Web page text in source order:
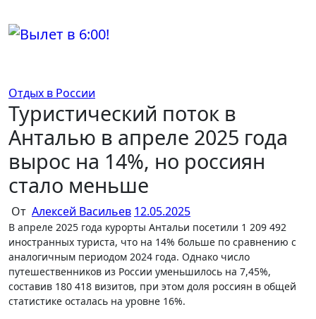
содержимому
Отдых в России
Туристический поток в
Анталью в апреле 2025 года
вырос на 14%, но россиян
стало меньше
От Алексей Васильев 12.05.2025
В апреле 2025 года курорты Антальи посетили 1 209 492
иностранных туриста, что на 14% больше по сравнению с
аналогичным периодом 2024 года. Однако число
путешественников из России уменьшилось на 7,45%,
составив 180 418 визитов, при этом доля россиян в общей
статистике осталась на уровне 16%.